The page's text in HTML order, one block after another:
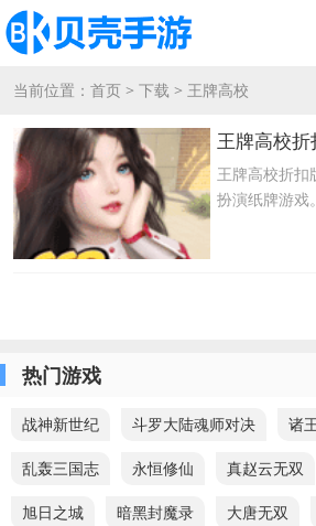
当前位置： 首页> 下载 > 王牌高校
王牌高校
王牌高校折扣
扮演纸牌游戏
中，有动漫
热门游戏
战神新世纪 斗罗大陆魂师对决 诸
乱轰三国志 永恒修仙 真赵云无双
旭日之城 暗黑封魔录 大唐无双